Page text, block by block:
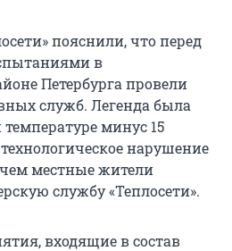
пояснили, что перед
в
Петербурга провели
служб. Легенда была
минус 15
нарушение
чем местные жители
службу «Теплосети».
входящие в состав